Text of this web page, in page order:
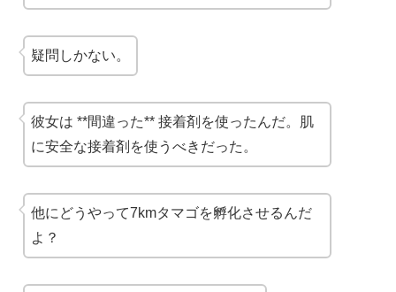
疑問しかない。
彼女は **間違った** 接着剤を使ったんだ。肌
に安全な接着剤を使うべきだった。
他にどうやって7kmタマゴを孵化させるんだ
よ？